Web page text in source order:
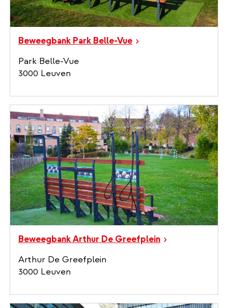
Beweegbank Park Belle-Vue
Park Belle-Vue
3000 Leuven
Beweegbank Arthur De Greefplein
Arthur De Greefplein
3000 Leuven